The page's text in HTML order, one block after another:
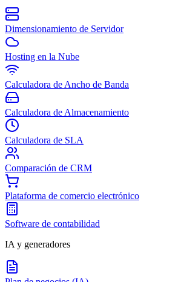
Dimensionamiento de Servidor
Hosting en la Nube
Calculadora de Ancho de Banda
Calculadora de Almacenamiento
Calculadora de SLA
Comparación de CRM
Plataforma de comercio electrónico
Software de contabilidad
IA y generadores